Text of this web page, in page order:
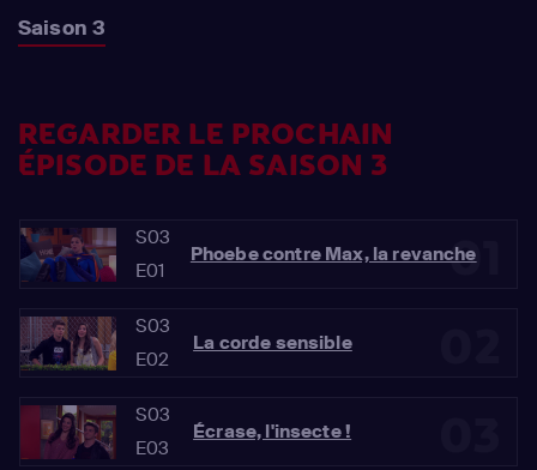
Saison 3
REGARDER LE PROCHAIN
ÉPISODE DE LA SAISON 3
01
S03
E01
Phoebe contre Max, la revanche
S03
E02
La corde sensible
S03
E03
Écrase, l'insecte !